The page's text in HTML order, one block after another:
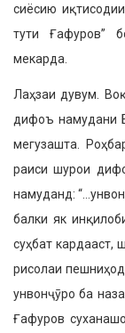
сиёсию
тути Ғафуров”
мекарда.
Лаҳзаи дувум.
дифоъ намудани
мегузашта.
раиси шурои
намуданд:
балки як
суҳбат кардааст,
рисолаи
унвонҷӯро ба
Ғафуров